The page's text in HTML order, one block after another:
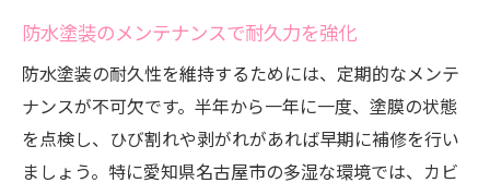
防水塗装のメンテナンスで耐久力を強化
防水塗装の耐久性を維持するためには、定期的なメンテ
ナンスが不可欠です。半年から一年に一度、塗膜の状態
を点検し、ひび割れや剥がれがあれば早期に補修を行い
ましょう。特に愛知県名古屋市の多湿な環境では、カビ